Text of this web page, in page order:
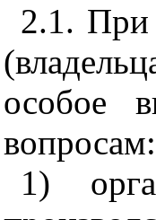
2.1. При
особое
вопросам:
1)